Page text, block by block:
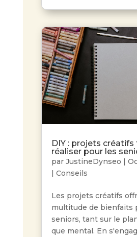
DIY : projets créatifs
réaliser pour les
par JustineDynseo |
| Conseils
Les projets créatifs
multitude de bienfaits
seniors, tant sur le
que mental. En